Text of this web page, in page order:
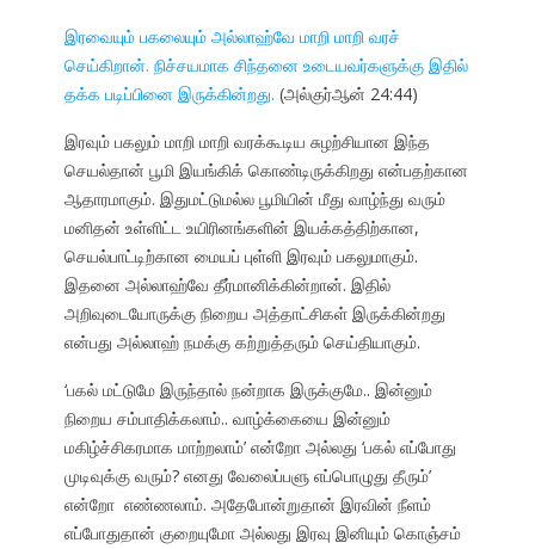
இரவையும் பகலையும் அல்லாஹ்வே மாறி மாறி வரச்
செய்கிறான். நிச்சயமாக சிந்தனை உடையவர்களுக்கு இதில்
தக்க படிப்பினை இருக்கின்றது. (அல்குர்ஆன் 24:44)
இரவும் பகலும் மாறி மாறி வரக்கூடிய சுழற்சியான இந்த
செயல்தான் பூமி இயங்கிக் கொண்டிருக்கிறது என்பதற்கான
ஆதாரமாகும். இதுமட்டுமல்ல பூமியின் மீது வாழ்ந்து வரும்
மனிதன் உள்ளிட்ட உயிரினங்களின் இயக்கத்திற்கான,
செயல்பாட்டிற்கான மையப் புள்ளி இரவும் பகலுமாகும்.
இதனை அல்லாஹ்வே தீர்மானிக்கின்றான். இதில்
அறிவுடையோருக்கு நிறைய அத்தாட்சிகள் இருக்கின்றது
என்பது அல்லாஹ் நமக்கு கற்றுத்தரும் செய்தியாகும்.
‘பகல் மட்டுமே இருந்தால் நன்றாக இருக்குமே.. இன்னும்
நிறைய சம்பாதிக்கலாம்.. வாழ்க்கையை இன்னும்
மகிழ்ச்சிகரமாக மாற்றலாம்’ என்றோ அல்லது ‘பகல் எப்போது
முடிவுக்கு வரும்? எனது வேலைப்பளு எப்பொழுது தீரும்’
என்றோ எண்ணலாம். அதேபோன்றுதான் இரவின் நீளம்
எப்போதுதான் குறையுமோ அல்லது இரவு இனியும் கொஞ்சம்